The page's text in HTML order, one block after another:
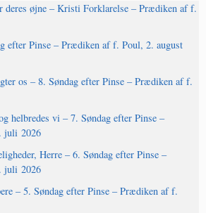
deres øjne – Kristi Forklarelse – Prædiken af f.
efter Pinse – Prædiken af f. Poul, 2. august
os – 8. Søndag efter Pinse – Prædiken af f.
helbredes vi – 7. Søndag efter Pinse –
juli 2026
Herre – 6. Søndag efter Pinse –
juli 2026
– 5. Søndag efter Pinse – Prædiken af f.